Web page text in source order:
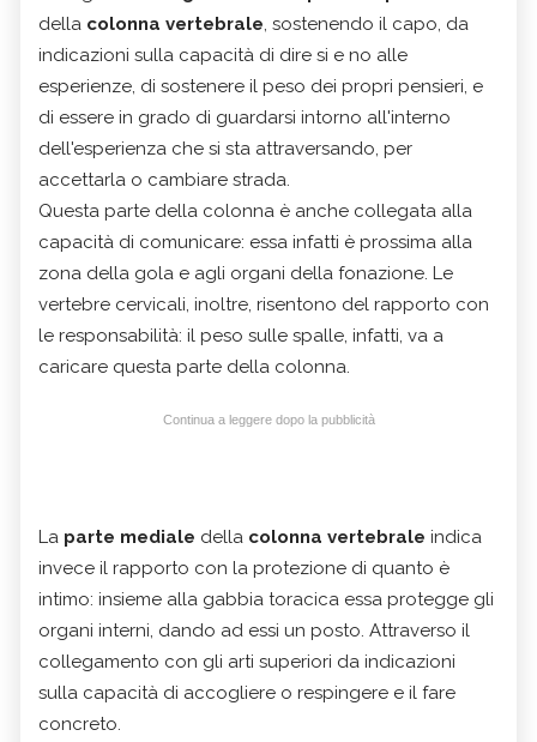
della colonna vertebrale, sostenendo il capo, da
indicazioni sulla capacità di dire si e no alle
esperienze, di sostenere il peso dei propri pensieri, e
di essere in grado di guardarsi intorno all'interno
dell'esperienza che si sta attraversando, per
accettarla o cambiare strada.
Questa parte della colonna è anche collegata alla
capacità di comunicare: essa infatti è prossima alla
zona della gola e agli organi della fonazione. Le
vertebre cervicali, inoltre, risentono del rapporto con
le responsabilità: il peso sulle spalle, infatti, va a
caricare questa parte della colonna.
Continua a leggere dopo la pubblicità
La parte mediale della colonna vertebrale indica
invece il rapporto con la protezione di quanto è
intimo: insieme alla gabbia toracica essa protegge gli
organi interni, dando ad essi un posto. Attraverso il
collegamento con gli arti superiori da indicazioni
sulla capacità di accogliere o respingere e il fare
concreto.